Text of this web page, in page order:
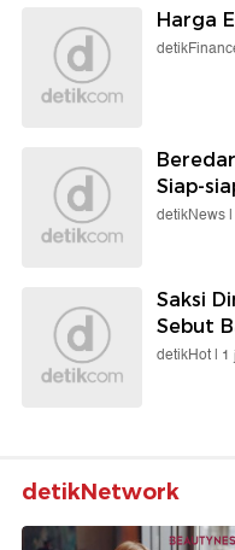
Harga
Siap-
detikNews |
Saksi
Sebut
detikHot | 1
detikNetwork